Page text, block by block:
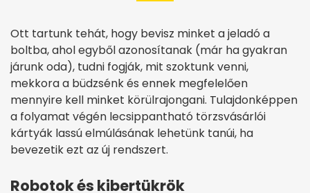
Ott tartunk tehát, hogy bevisz minket a jeladó a
boltba, ahol egyből azonosítanak (már ha gyakran
járunk oda), tudni fogják, mit szoktunk venni,
mekkora a büdzsénk és ennek megfelelően
mennyire kell minket körülrajongani. Tulajdonképpen
a folyamat végén lecsippantható törzsvásárlói
kártyák lassú elmúlásának lehetünk tanúi, ha
bevezetik ezt az új rendszert.
Robotok és kibertükrök